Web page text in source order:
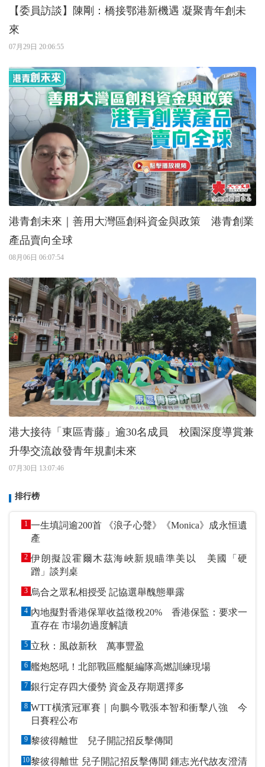
【委員訪談】陳剛：橋接鄂港新機遇 凝聚青年創未
來
07月29日 20:06:55
港青創未來｜善用大灣區創科資金與政策 港青創業
產品賣向全球
08月06日 06:07:54
港大接待「東區青藤」逾30名成員 校園深度導賞兼
升學交流啟發青年規劃未來
07月30日 13:07:46
排行榜
1 一生填詞逾200首 《浪子心聲》《Monica》成永恒遺
產
2 伊朗擬設霍爾木茲海峽新規瞄準美以 美國「硬
蹭」談判桌
3 烏合之眾私相授受 記協選舉醜態畢露
4 內地擬對香港保單收益徵稅20% 香港保監：要求一
直存在 市場勿過度解讀
5 立秋：風啟新秋 萬事豐盈
6 艦炮怒吼！北部戰區艦艇編隊高燃訓練現場
7 銀行定存四大優勢 資金及存期選擇多
8 WTT橫濱冠軍賽｜向鵬今戰張本智和衝擊八強 今
日賽程公布
9 黎彼得離世 兒子開記招反擊傳聞
10黎彼得離世 兒子開記招反擊傳聞 鍾志光代故友澄清